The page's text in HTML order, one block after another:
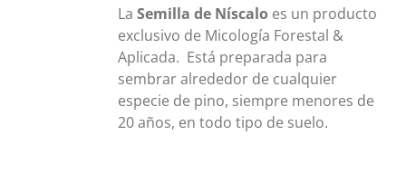
desde
30,00€
hasta
300,00€
LaSemilla de Níscalo es un producto
exclusivo de Micología Forestal &
Aplicada. Está preparada para
sembrar alrededor de cualquier
especie de pino, siempre menores de
20 años, en todo tipo de suelo.